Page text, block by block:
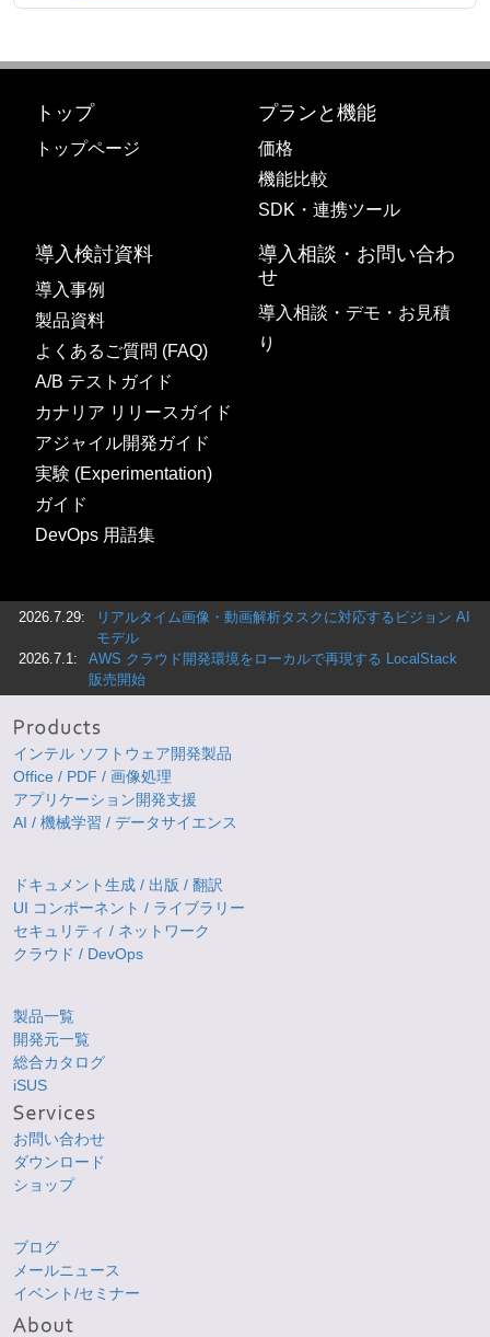
トップ
トップページ
プランと機能
価格
機能比較
SDK・連携ツール
導入検討資料
導入事例
製品資料
よくあるご質問 (FAQ)
A/B テストガイド
カナリア リリースガイド
アジャイル開発ガイド
実験 (Experimentation)
ガイド
DevOps 用語集
導入相談・お問い合わ
せ
導入相談・デモ・お見積
り
2026.7.29:
リアルタイム画像・動画解析タスクに対応するビジョン AI
モデル
2026.7.1:
AWS クラウド開発環境をローカルで再現する LocalStack
販売開始
インテル ソフトウェア開発製品
Office / PDF / 画像処理
アプリケーション開発支援
AI / 機械学習 / データサイエンス
ドキュメント生成 / 出版 / 翻訳
UI コンポーネント / ライブラリー
セキュリティ / ネットワーク
クラウド / DevOps
製品一覧
開発元一覧
総合カタログ
iSUS
お問い合わせ
ダウンロード
ショップ
ブログ
メールニュース
イベント/セミナー